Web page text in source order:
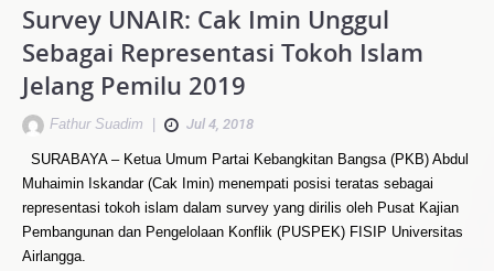
Survey UNAIR: Cak Imin Unggul
Sebagai Representasi Tokoh Islam
Jelang Pemilu 2019
Fathur Suadim Jul 4, 2018
SURABAYA – Ketua Umum Partai Kebangkitan Bangsa (PKB) Abdul
Muhaimin Iskandar (Cak Imin) menempati posisi teratas sebagai
representasi tokoh islam dalam survey yang dirilis oleh Pusat Kajian
Pembangunan dan Pengelolaan Konflik (PUSPEK) FISIP Universitas
Airlangga.